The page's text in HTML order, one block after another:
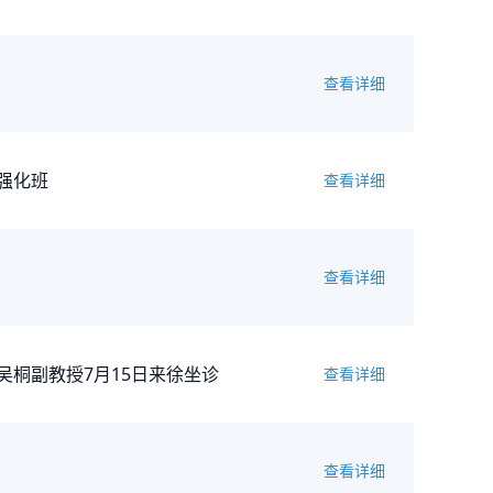
查看详细
化班 查看详细
查看详细
桐副教授7月15日来徐坐诊 查看详细
查看详细